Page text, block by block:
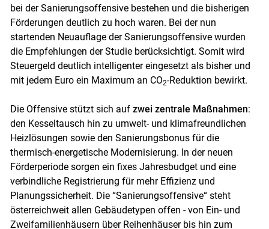
bei der Sanierungsoffensive bestehen und die bisherigen
Förderungen deutlich zu hoch waren. Bei der nun
startenden Neuauflage der Sanierungsoffensive wurden
die Empfehlungen der Studie berücksichtigt. Somit wird
Steuergeld deutlich intelligenter eingesetzt als bisher und
mit jedem Euro ein Maximum an CO2-Reduktion bewirkt.
Die Offensive stützt sich auf zwei zentrale Maßnahmen:
den Kesseltausch hin zu umwelt- und klimafreundlichen
Heizlösungen sowie den Sanierungsbonus für die
thermisch-energetische Modernisierung. In der neuen
Förderperiode sorgen ein fixes Jahresbudget und eine
verbindliche Registrierung für mehr Effizienz und
Planungssicherheit. Die “Sanierungsoffensive“ steht
österreichweit allen Gebäudetypen offen - von Ein- und
Zweifamilienhäusern über Reihenhäuser bis hin zum